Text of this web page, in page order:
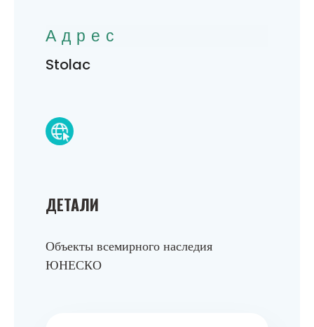
ДЕТАЛИ
Объекты всемирного наследия
ЮНЕСКО
Адрес
Stolac